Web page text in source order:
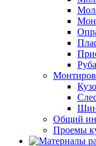
Общий
Проемы